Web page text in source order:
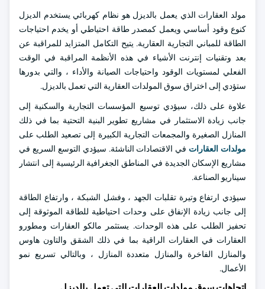
مولد العقارات الذي يعمل بالديزل هو نظام كهربائي يستخدم الديزل
كنوع وقود أساسي ويعمل كمصدر طاقة احتياطي أو يخدم احتياجات
الطاقة للمباني التجارية العقارية. يتيح التكامل المتزايد للمراقبة عن
بعد وتقنيات إنترنت الأشياء في هذه الأنظمة المراقبة في الوقت
الفعلي لمستويات الوقود واحتياجات الصيانة والأداء ، والتي بدورها
ستؤدي إلى اختراق سوق المولدات العقارية التي تعمل بالديزل.
علاوة على ذلك، سيؤدي توسيع المؤسسات التجارية والسكنية إلى
جانب زيادة الاستثمار في مشاريع تطوير البنية التحتية بما في ذلك
المنازل الصغيرة والمجمعات التجارية الكبيرة إلى تصعيد الطلب على
مولدات العقارات في الاقتصادات الناشئة. سيؤدي التوسع السريع في
مشاريع الإسكان الجديدة في المناطق الجغرافية الرئيسية إلى انتشار
سيناريو الصناعة.
سيؤدي ارتفاع وتيرة تقلبات الجهد ، وفشل الشبكة ، وارتفاع الطاقة
إلى جانب زيادة الإنفاق على وحدات احتياطية للطاقة الموثوقة إلى
تحفيز الطلب على هذه الوحدات. يستثمر مالكو العقارات ومطورو
العقارات في العقارات الراقية بما في ذلك الشقق والتاون هاوس
والمنازل الفاخرة والمنازل متعددة المنازل ، وبالتالي تسريع نمو
الأعمال.